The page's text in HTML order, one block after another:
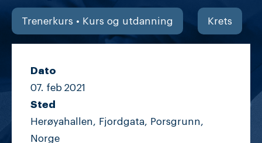
Trenerkurs • Kurs og utdanning Krets
Dato
07. feb 2021
Sted
Herøyahallen, Fjordgata, Porsgrunn,
Norge